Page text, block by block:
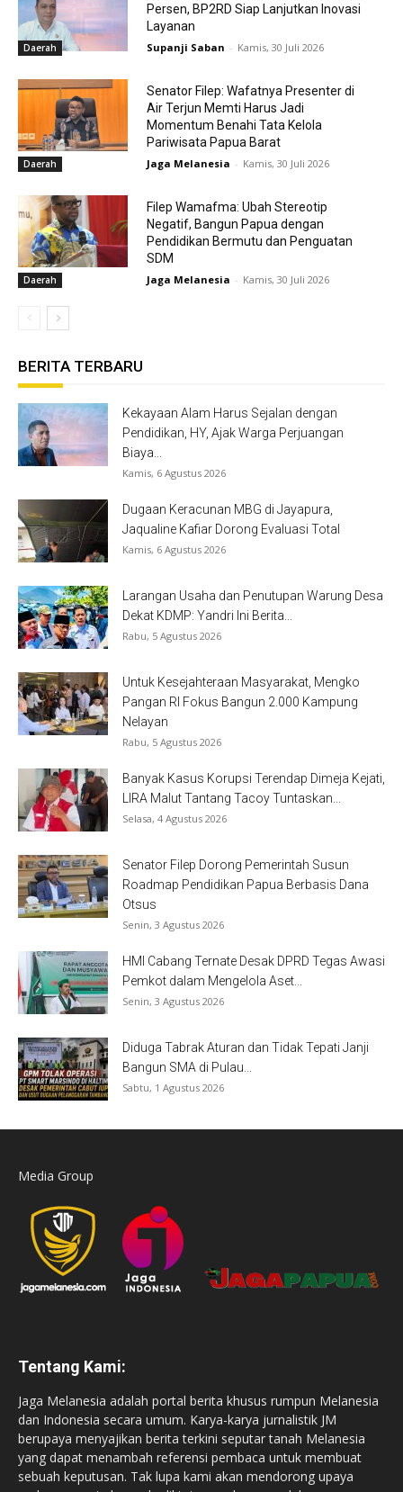
Daerah
Persen, BP2RD Siap Lanjutkan Inovasi
Layanan
Supanji Saban - Kamis, 30 Juli 2026
Daerah
Senator Filep: Wafatnya Presenter di
Air Terjun Memti Harus Jadi
Momentum Benahi Tata Kelola
Pariwisata Papua Barat
Jaga Melanesia - Kamis, 30 Juli 2026
Daerah
Filep Wamafma: Ubah Stereotip
Negatif, Bangun Papua dengan
Pendidikan Bermutu dan Penguatan
SDM
Jaga Melanesia - Kamis, 30 Juli 2026
BERITA TERBARU
Kekayaan Alam Harus Sejalan dengan
Pendidikan, HY, Ajak Warga Perjuangan
Biaya...
Kamis, 6 Agustus 2026
Dugaan Keracunan MBG di Jayapura,
Jaqualine Kafiar Dorong Evaluasi Total
Kamis, 6 Agustus 2026
Larangan Usaha dan Penutupan Warung Desa
Dekat KDMP: Yandri Ini Berita...
Rabu, 5 Agustus 2026
Untuk Kesejahteraan Masyarakat, Mengko
Pangan RI Fokus Bangun 2.000 Kampung
Nelayan
Rabu, 5 Agustus 2026
Banyak Kasus Korupsi Terendap Dimeja Kejati,
LIRA Malut Tantang Tacoy Tuntaskan...
Selasa, 4 Agustus 2026
Senator Filep Dorong Pemerintah Susun
Roadmap Pendidikan Papua Berbasis Dana
Otsus
Senin, 3 Agustus 2026
HMI Cabang Ternate Desak DPRD Tegas Awasi
Pemkot dalam Mengelola Aset...
Senin, 3 Agustus 2026
Diduga Tabrak Aturan dan Tidak Tepati Janji
Bangun SMA di Pulau...
Sabtu, 1 Agustus 2026
Media Group
Tentang Kami:
Jaga Melanesia adalah portal berita khusus rumpun Melanesia
dan Indonesia secara umum. Karya-karya jurnalistik JM
berupaya menyajikan berita terkini seputar tanah Melanesia
yang dapat menambah referensi pembaca untuk membuat
sebuah keputusan. Tak lupa kami akan mendorong upaya